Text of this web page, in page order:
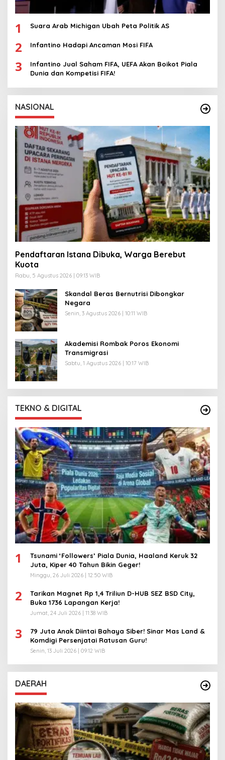
1 Suara Arab Michigan Ubah Peta Politik AS
2 Infantino Hadapi Ancaman Mosi FIFA
3
Infantino Jual Saham FIFA, UEFA Akan Boikot Piala
Dunia dan Kompetisi FIFA!
NASIONAL
Pendaftaran Istana Dibuka, Warga Berebut
Kuota
Rabu, 5 Agustus 2026 | 09:13 WIB
Skandal Beras Bernutrisi Dibongkar
Negara
Senin, 3 Agustus 2026 | 10:11 WIB
Akademisi Rombak Poros Ekonomi
Transmigrasi
Sabtu, 1 Agustus 2026 | 10:17 WIB
TEKNO & DIGITAL
1
Tsunami ‘Followers’ Piala Dunia, Haaland Keruk 32
Juta, Kiper 40 Tahun Bikin Geger!
Minggu, 26 Juli 2026 | 12:50 WIB
2
Tarikan Magnet Rp 1,4 Triliun D-HUB SEZ BSD City,
Buka 1736 Lapangan Kerja!
Jumat, 24 Juli 2026 | 11:38 WIB
3
79 Juta Anak Diintai Bahaya Siber! Sinar Mas Land &
Komdigi Persenjatai Ratusan Guru!
Senin, 13 Juli 2026 | 09:12 WIB
DAERAH